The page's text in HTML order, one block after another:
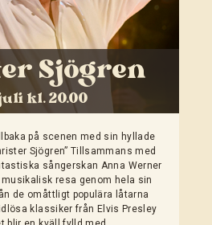
Sjögren
kl. 20.00
på scenen med sin hyllade
Sjögren” Tillsammans med
sångerskan Anna Werner
musikalisk resa genom hela sin
de omåttligt populära låtarna
klassiker från Elvis Presley